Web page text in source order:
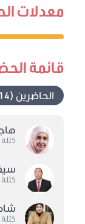
معدلات
قائمة
الحاضرين (14)